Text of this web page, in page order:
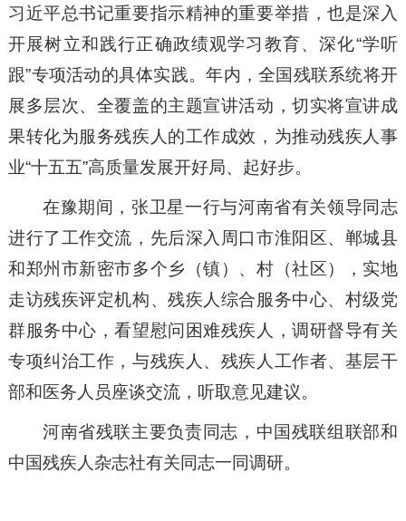
习近平总书记重要指示精神的重要举措，也是深入
开展树立和践行正确政绩观学习教育、深化“学听
跟”专项活动的具体实践。年内，全国残联系统将开
展多层次、全覆盖的主题宣讲活动，切实将宣讲成
果转化为服务残疾人的工作成效，为推动残疾人事
业“十五五”高质量发展开好局、起好步。
在豫期间，张卫星一行与河南省有关领导同志
进行了工作交流，先后深入周口市淮阳区、郸城县
和郑州市新密市多个乡（镇）、村（社区），实地
走访残疾评定机构、残疾人综合服务中心、村级党
群服务中心，看望慰问困难残疾人，调研督导有关
专项纠治工作，与残疾人、残疾人工作者、基层干
部和医务人员座谈交流，听取意见建议。
河南省残联主要负责同志，中国残联组联部和
中国残疾人杂志社有关同志一同调研。